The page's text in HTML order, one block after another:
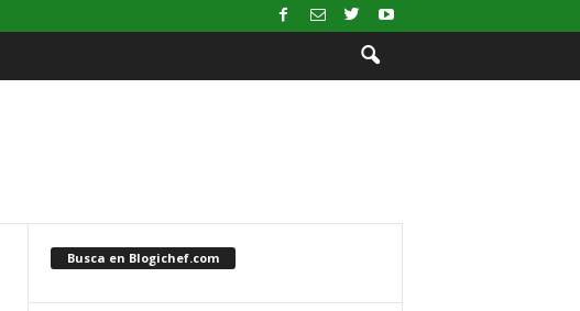
Busca en Blogichef.com